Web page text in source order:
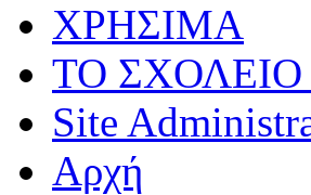
ΧΡΗΣΙΜΑ
ΤΟ
Site
Αρχή